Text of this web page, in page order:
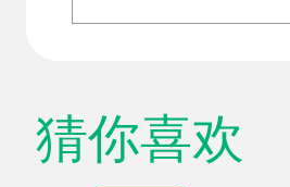
猜你喜欢